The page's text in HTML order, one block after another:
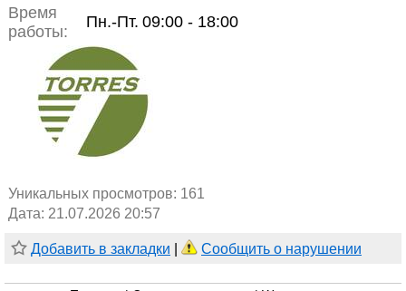
Время
работы:
Пн.-Пт. 09:00 - 18:00
Уникальных просмотров: 161
Дата: 21.07.2026 20:57
Добавить в закладки Сообщить о нарушении